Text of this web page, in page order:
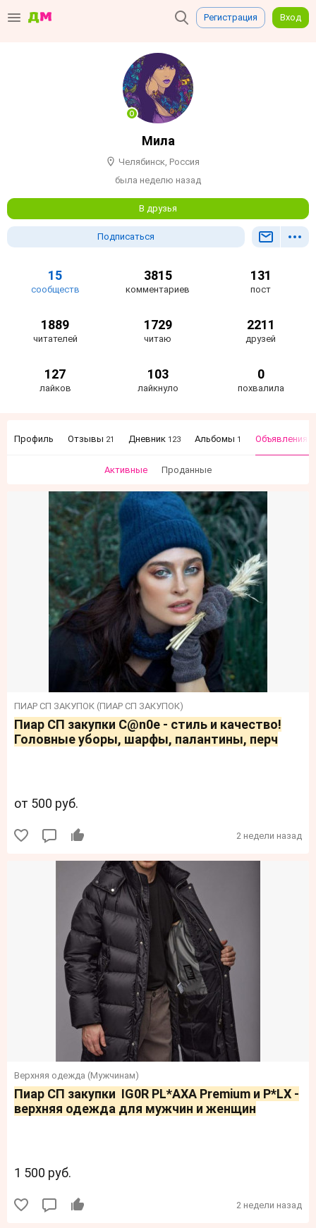
Регистрация Вход
Мила
Челябинск, Россия
была неделю назад
В друзья
Подписаться
15
сообществ
3815
комментариев
131
пост
1889
читателей
1729
читаю
2211
друзей
127
лайков
103
лайкнуло
0
похвалила
Профиль Отзывы 21 Дневник 123 Альбомы 1 Объявления
Активные Проданные
ПИАР СП ЗАКУПОК (ПИАР СП ЗАКУПОК)
Пиар СП закупки C@n0e - стиль и качество!
Головные уборы, шарфы, палантины, перч
от 500 руб.
2 недели назад
Верхняя одежда (Мужчинам)
Пиар СП закупки IG0R PL*AXA Premium и P*LX -
верхняя одежда для мужчин и женщин
1 500 руб.
2 недели назад